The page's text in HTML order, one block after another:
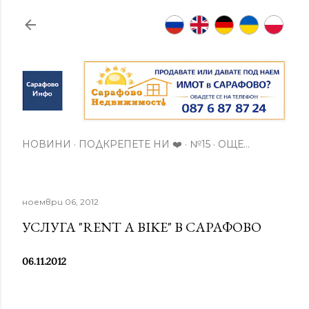
Пропускане към основното съдържание
НОВИНИ ПОДКРЕПЕТЕ НИ ❤️ №15 ОЩЕ…
ноември 06, 2012
УСЛУГА "RENT A BIKE" В САРАФОВО
06.11.2012